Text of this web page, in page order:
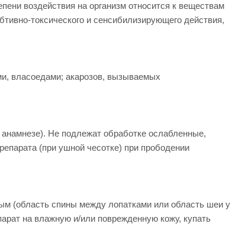
воздействия на организм относится к веществам
токсического и сенсибилизирующего действия,
власоедами; акарозов, вызываемых
Не подлежат обработке ослабленные,
(при ушной чесотке) при прободении
(область спины между лопатками или область шеи у
на влажную и/или поврежденную кожу, купать